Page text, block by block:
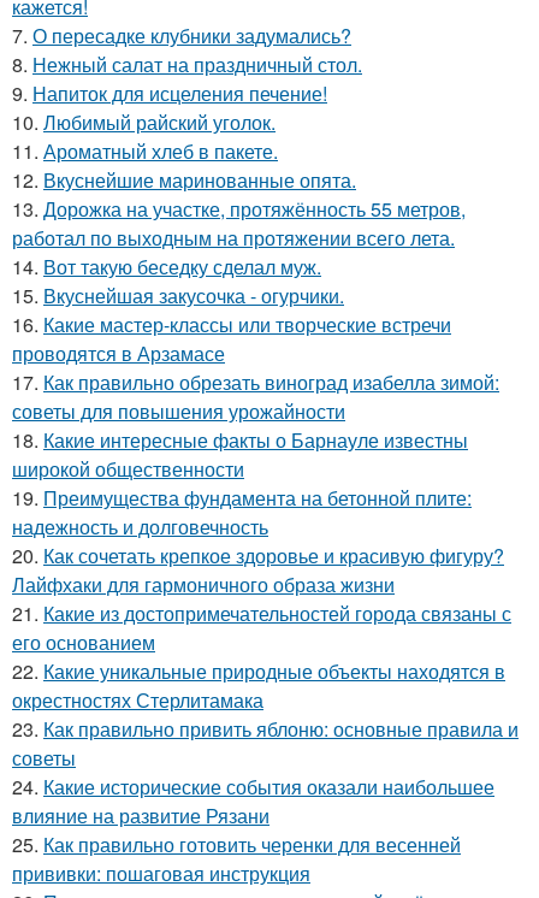
кажется!
7. О пересадке клубники задумались?
8. Нежный салат на праздничный стол.
9. Напиток для исцеления печение!
10. Любимый райский уголок.
11. Ароматный хлеб в пакете.
12. Вкуснейшие маринованные опята.
13. Дорожка на участке, протяжённость 55 метров,
работал по выходным на протяжении всего лета.
14. Вот такую беседку сделал муж.
15. Вкуснейшая закусочка - огурчики.
16. Какие мастер-классы или творческие встречи
проводятся в Арзамасе
17. Как правильно обрезать виноград изабелла зимой:
советы для повышения урожайности
18. Какие интересные факты о Барнауле известны
широкой общественности
19. Преимущества фундамента на бетонной плите:
надежность и долговечность
20. Как сочетать крепкое здоровье и красивую фигуру?
Лайфхаки для гармоничного образа жизни
21. Какие из достопримечательностей города связаны с
его основанием
22. Какие уникальные природные объекты находятся в
окрестностях Стерлитамака
23. Как правильно привить яблоню: основные правила и
советы
24. Какие исторические события оказали наибольшее
влияние на развитие Рязани
25. Как правильно готовить черенки для весенней
прививки: пошаговая инструкция